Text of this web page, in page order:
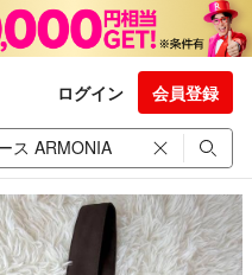
ログイン 会員登録